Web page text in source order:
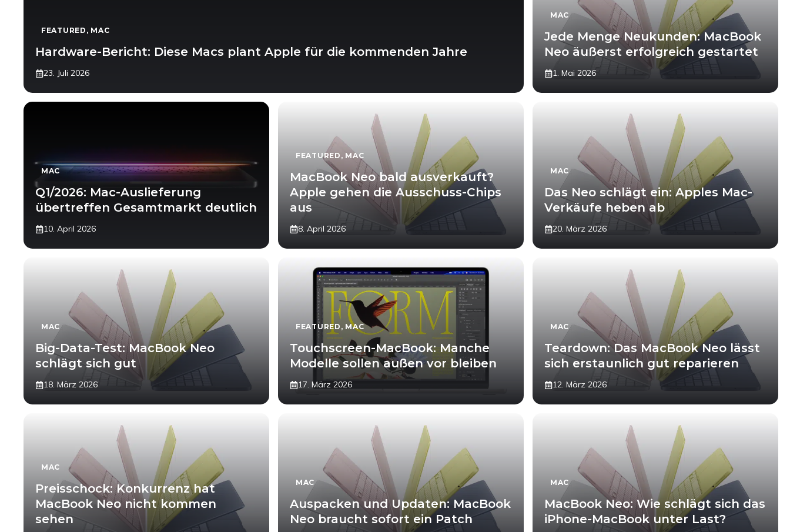
FEATURED , MAC
Hardware-Bericht: Diese Macs plant Apple für die kommenden Jahre
23. Juli 2026
MAC
Jede Menge Neukunden: MacBook
Neo äußerst erfolgreich gestartet
1. Mai 2026
MAC
Q1/2026: Mac-Auslieferung
übertreffen Gesamtmarkt deutlich
10. April 2026
FEATURED , MAC
MacBook Neo bald ausverkauft?
Apple gehen die Ausschuss-Chips
aus
8. April 2026
MAC
Das Neo schlägt ein: Apples Mac-
Verkäufe heben ab
20. März 2026
MAC
Big-Data-Test: MacBook Neo
schlägt sich gut
18. März 2026
FEATURED , MAC
Touchscreen-MacBook: Manche
Modelle sollen außen vor bleiben
17. März 2026
MAC
Teardown: Das MacBook Neo lässt
sich erstaunlich gut reparieren
12. März 2026
MAC
Preisschock: Konkurrenz hat
MacBook Neo nicht kommen
sehen
MAC
Auspacken und Updaten: MacBook
Neo braucht sofort ein Patch
MAC
MacBook Neo: Wie schlägt sich das
iPhone-MacBook unter Last?